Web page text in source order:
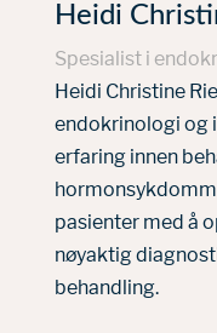
Heidi
Spesialist i
Heidi Christine
endokrinologi og
erfaring innen
pasienter med å
nøyaktig
behandling.